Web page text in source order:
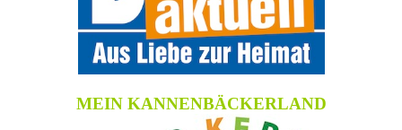
MEIN KANNENBÄCKERLAND